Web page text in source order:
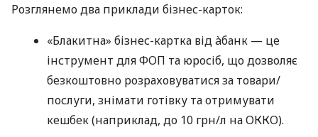
Розглянемо два приклади бізнес-карток:
«Блакитна» бізнес-картка від àбанк — це
інструмент для ФОП та юросіб, що дозволяє
безкоштовно розраховуватися за товари/
послуги, знімати готівку та отримувати
кешбек (наприклад, до 10 грн/л на ОККО).